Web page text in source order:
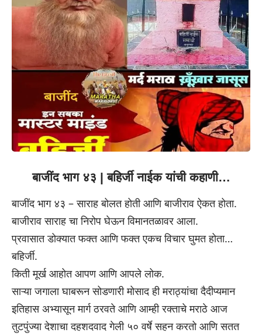
बाजींद भाग ४३ | बहिर्जी नाईक यांची कहाणी…
बाजींद भाग ४३ – साराह बोलत होती आणि बाजीराव ऐकत होता.
बाजीराव साराह चा निरोप घेऊन विमानतळावर आला.
प्रवासात डोक्यात फक्त आणि फक्त एकच विचार घुमत होता…
बहिर्जी.
किती मूर्ख आहोत आपण आणि आपले लोक.
साऱ्या जगाला घाबरून सोडणारी मोसाद ही मराठ्यांचा दैदीप्यमान
इतिहास अभ्यासून मार्ग ठरवते आणि आम्ही रक्ताचे मराठे आज
तुटपुंज्या देशाचा दहशदवाद गेली ५० वर्षे सहन करतो आणि सतत